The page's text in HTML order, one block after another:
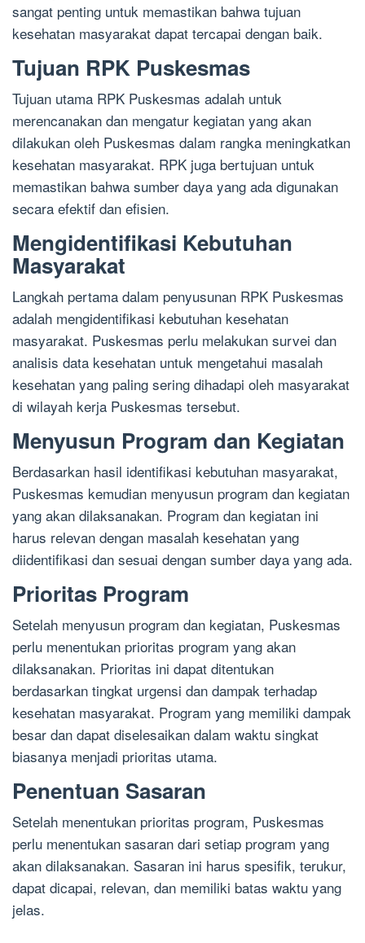
sangat penting untuk memastikan bahwa tujuan
kesehatan masyarakat dapat tercapai dengan baik.
Tujuan RPK Puskesmas
Tujuan utama RPK Puskesmas adalah untuk
merencanakan dan mengatur kegiatan yang akan
dilakukan oleh Puskesmas dalam rangka meningkatkan
kesehatan masyarakat. RPK juga bertujuan untuk
memastikan bahwa sumber daya yang ada digunakan
secara efektif dan efisien.
Mengidentifikasi Kebutuhan
Masyarakat
Langkah pertama dalam penyusunan RPK Puskesmas
adalah mengidentifikasi kebutuhan kesehatan
masyarakat. Puskesmas perlu melakukan survei dan
analisis data kesehatan untuk mengetahui masalah
kesehatan yang paling sering dihadapi oleh masyarakat
di wilayah kerja Puskesmas tersebut.
Menyusun Program dan Kegiatan
Berdasarkan hasil identifikasi kebutuhan masyarakat,
Puskesmas kemudian menyusun program dan kegiatan
yang akan dilaksanakan. Program dan kegiatan ini
harus relevan dengan masalah kesehatan yang
diidentifikasi dan sesuai dengan sumber daya yang ada.
Prioritas Program
Setelah menyusun program dan kegiatan, Puskesmas
perlu menentukan prioritas program yang akan
dilaksanakan. Prioritas ini dapat ditentukan
berdasarkan tingkat urgensi dan dampak terhadap
kesehatan masyarakat. Program yang memiliki dampak
besar dan dapat diselesaikan dalam waktu singkat
biasanya menjadi prioritas utama.
Penentuan Sasaran
Setelah menentukan prioritas program, Puskesmas
perlu menentukan sasaran dari setiap program yang
akan dilaksanakan. Sasaran ini harus spesifik, terukur,
dapat dicapai, relevan, dan memiliki batas waktu yang
jelas.